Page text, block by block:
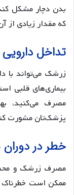
بدن دچار مشکل
که مقدار زیادی از
تداخل دارویی
زرشک می‌تواند با
بیماری‌های قلبی
مصرف می‌کنید،
پزشک‌تان مشورت
خطر در
مصرف زرشک و
ممکن است خطرناک